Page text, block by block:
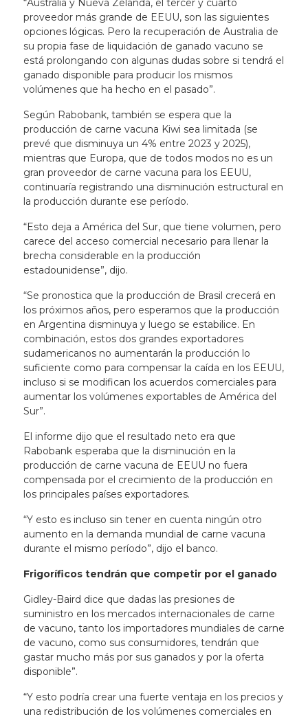
“Australia y Nueva Zelanda, el tercer y cuarto
proveedor más grande de EEUU, son las siguientes
opciones lógicas. Pero la recuperación de Australia de
su propia fase de liquidación de ganado vacuno se
está prolongando con algunas dudas sobre si tendrá el
ganado disponible para producir los mismos
volúmenes que ha hecho en el pasado”.
Según Rabobank, también se espera que la
producción de carne vacuna Kiwi sea limitada (se
prevé que disminuya un 4% entre 2023 y 2025),
mientras que Europa, que de todos modos no es un
gran proveedor de carne vacuna para los EEUU,
continuaría registrando una disminución estructural en
la producción durante ese período.
“Esto deja a América del Sur, que tiene volumen, pero
carece del acceso comercial necesario para llenar la
brecha considerable en la producción
estadounidense”, dijo.
“Se pronostica que la producción de Brasil crecerá en
los próximos años, pero esperamos que la producción
en Argentina disminuya y luego se estabilice. En
combinación, estos dos grandes exportadores
sudamericanos no aumentarán la producción lo
suficiente como para compensar la caída en los EEUU,
incluso si se modifican los acuerdos comerciales para
aumentar los volúmenes exportables de América del
Sur”.
El informe dijo que el resultado neto era que
Rabobank esperaba que la disminución en la
producción de carne vacuna de EEUU no fuera
compensada por el crecimiento de la producción en
los principales países exportadores.
“Y esto es incluso sin tener en cuenta ningún otro
aumento en la demanda mundial de carne vacuna
durante el mismo período”, dijo el banco.
Frigoríficos tendrán que competir por el ganado
Gidley-Baird dice que dadas las presiones de
suministro en los mercados internacionales de carne
de vacuno, tanto los importadores mundiales de carne
de vacuno, como sus consumidores, tendrán que
gastar mucho más por sus ganados y por la oferta
disponible”.
“Y esto podría crear una fuerte ventaja en los precios y
una redistribución de los volúmenes comerciales en